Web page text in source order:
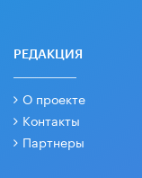
РЕДАКЦИЯ
О проекте
Контакты
Партнеры